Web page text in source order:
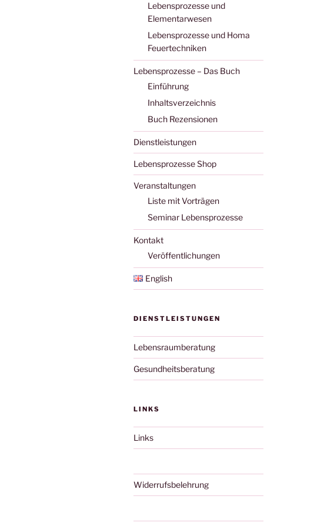
Lebensprozesse und
Elementarwesen
Lebensprozesse und Homa
Feuertechniken
Lebensprozesse – Das Buch
Einführung
Inhaltsverzeichnis
Buch Rezensionen
Dienstleistungen
Lebensprozesse Shop
Veranstaltungen
Liste mit Vorträgen
Seminar Lebensprozesse
Kontakt
Veröffentlichungen
English
DIENSTLEISTUNGEN
Lebensraumberatung
Gesundheitsberatung
LINKS
Links
Widerrufsbelehrung